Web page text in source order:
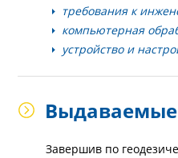
требования к
компьютерная
устройство и
Завершив по